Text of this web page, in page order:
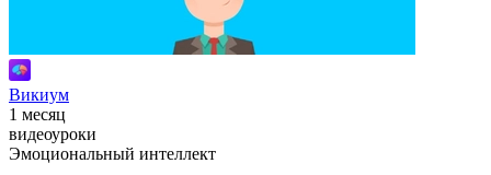
Викиум
1 месяц
видеоуроки
Эмоциональный интеллект